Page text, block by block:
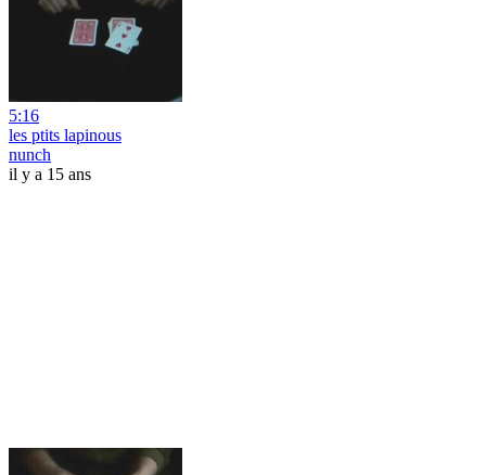
5:16
les ptits lapinous
nunch
il y a 15 ans